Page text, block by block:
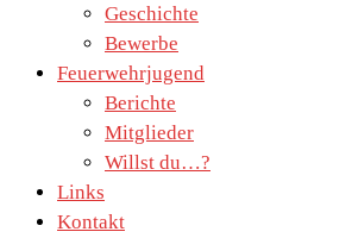
Geschichte
Bewerbe
Feuerwehrjugend
Berichte
Mitglieder
Willst du…?
Links
Kontakt